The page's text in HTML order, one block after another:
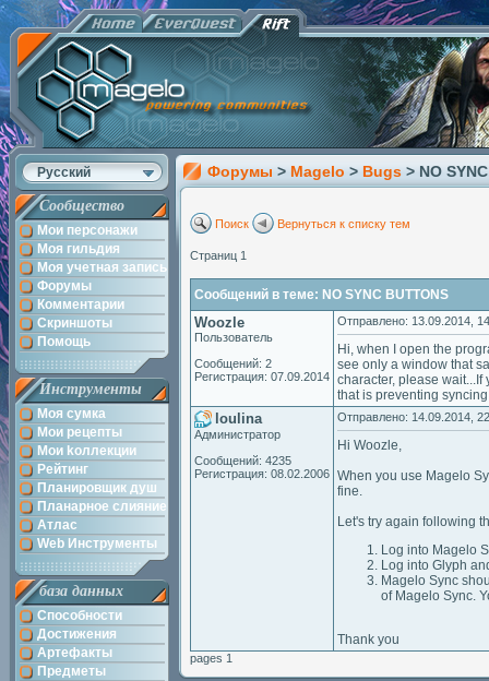
Русский
Сообщество
Мои персонажи
Моя гильдия
Моя учетная запись
Форумы
Комментарии
Скриншоты
Помощь
Инструменты
Моя сумка
Мои рецепты
Мои kоллекции
Рейтинг
Планировщик душ
Планарное слияние
Атлас
Web Инструменты
база данных
Способности
Достижения
Артефакты
Предметы
Форумы > Magelo > Bugs > NO
Поиск Вернуться к списку тем
Страниц 1
Сообщений в теме: NO SYNC BUTTONS
Woozle
Пользователь
Сообщений: 2
Регистрация: 07.09.2014
Отправлено: 13.09.2014,
Hi, when I open the
see only a window that
character, please wait...If
that is preventing
loulina
Администратор
Сообщений: 4235
Регистрация: 08.02.2006
Отправлено: 14.09.2014,
Hi Woozle,
When you use Magelo
fine.
Let's try again following
Log into Magelo
Log into Glyph
Magelo Sync
of Magelo Sync.
Thank you
pages 1